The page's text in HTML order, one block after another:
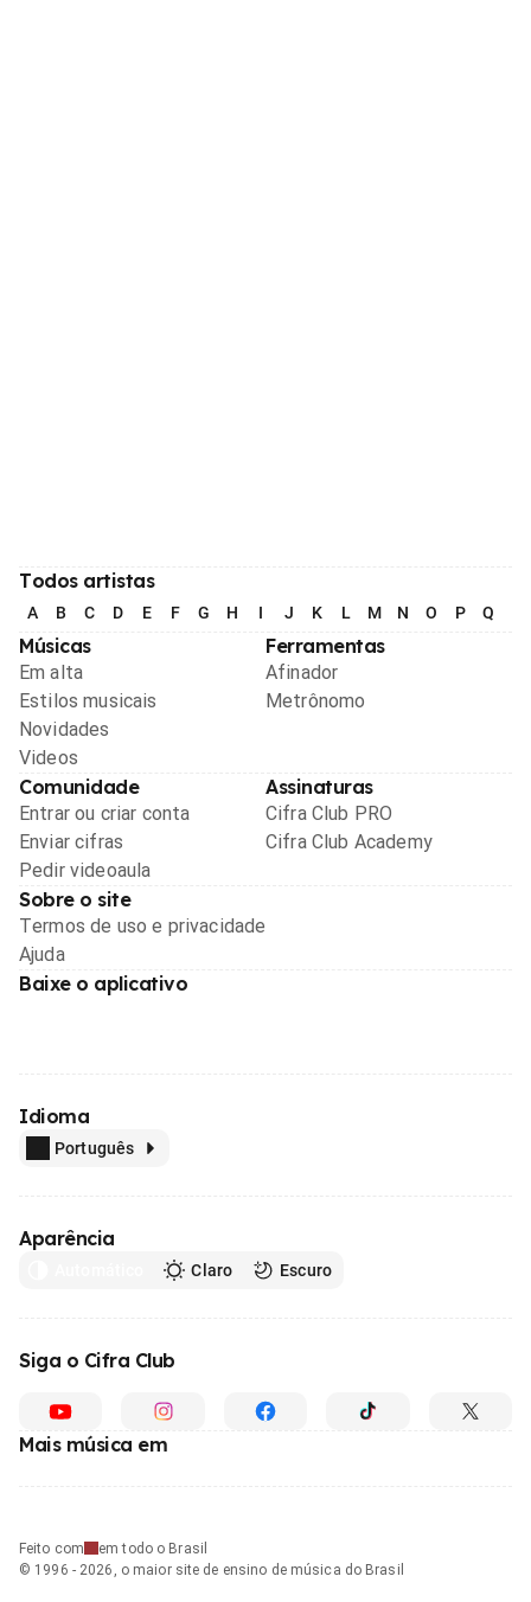
Todos artistas
A B C D E F G H I J K L M N O P Q
Músicas
Em alta
Estilos musicais
Novidades
Videos
Ferramentas
Afinador
Metrônomo
Comunidade
Entrar ou criar conta
Enviar cifras
Pedir videoaula
Assinaturas
Cifra Club PRO
Cifra Club Academy
Sobre o site
Termos de uso e privacidade
Ajuda
Baixe o aplicativo
Idioma
Português
Aparência
Claro Escuro
Siga o Cifra Club
Mais música em
Feito com
em todo o Brasil
© 1996 - 2026, o maior site de ensino de música do Brasil